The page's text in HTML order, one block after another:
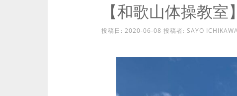
ッ
【和歌山体操教
投稿日: 2020-06-08 投稿者: SAYO